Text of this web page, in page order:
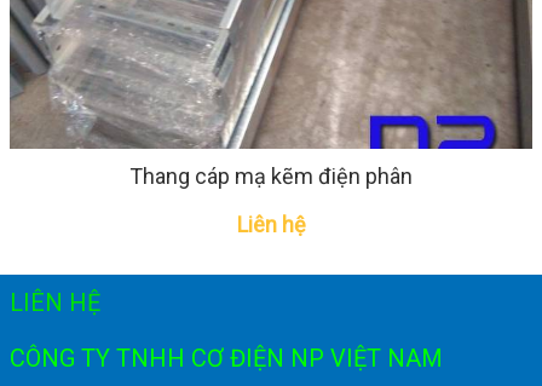
Thang cáp mạ kẽm điện phân
Liên hệ
LIÊN HỆ
CÔNG TY TNHH CƠ ĐIỆN NP VIỆT NAM